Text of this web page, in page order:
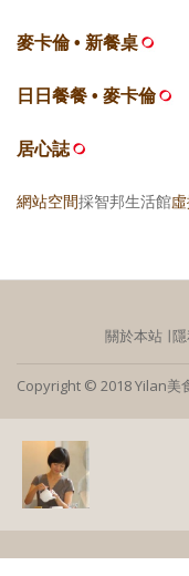
麥卡倫 • 新餐桌
日日餐餐 • 麥卡倫
居心誌
網站空間採智邦生活館
關於本站 ∣
Copyright © 2018 Yilan美